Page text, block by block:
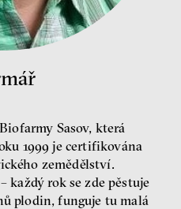
Demokracie v limitech.
Jeffrey Winters o tom, jak
majetek oligarchů určuje
Jeffrey A. Winters
peníze demokracie
Sasov, která
1999 je certifikována
zemědělství.
každý rok se zde pěstuje
plodin, funguje tu malá